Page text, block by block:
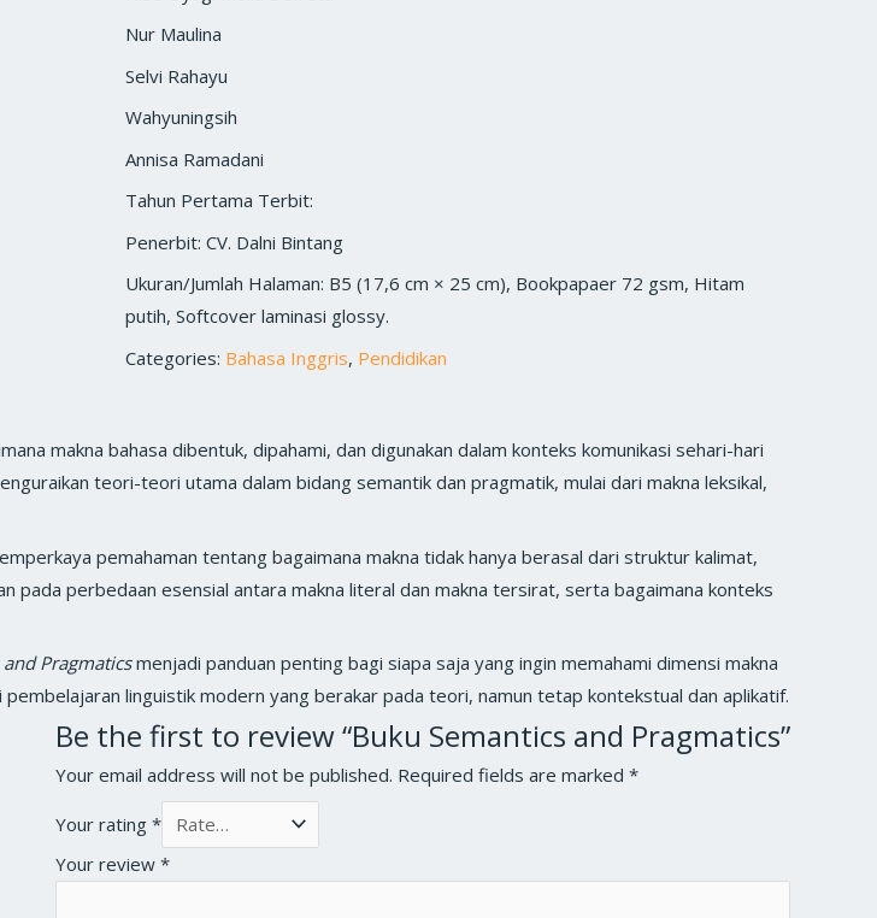
Nur Maulina
Selvi Rahayu
Wahyuningsih
Annisa Ramadani
Tahun Pertama Terbit:
Penerbit: CV. Dalni Bintang
Ukuran/Jumlah Halaman: B5 (17,6 cm × 25 cm), Bookpapaer 72 gsm, Hitam
putih, Softcover laminasi glossy.
Categories: Bahasa Inggris, Pendidikan
makna bahasa dibentuk, dipahami, dan digunakan dalam konteks komunikasi sehari-hari
teori-teori utama dalam bidang semantik dan pragmatik, mulai dari makna leksikal,
pemahaman tentang bagaimana makna tidak hanya berasal dari struktur kalimat,
pada perbedaan esensial antara makna literal dan makna tersirat, serta bagaimana konteks
Pragmaticsmenjadi panduan penting bagi siapa saja yang ingin memahami dimensi makna
linguistik modern yang berakar pada teori, namun tetap kontekstual dan aplikatif.
Be the first to review “Buku Semantics and Pragmatics”
Your email address will not be published. Required fields are marked *
Your rating *
Your review *